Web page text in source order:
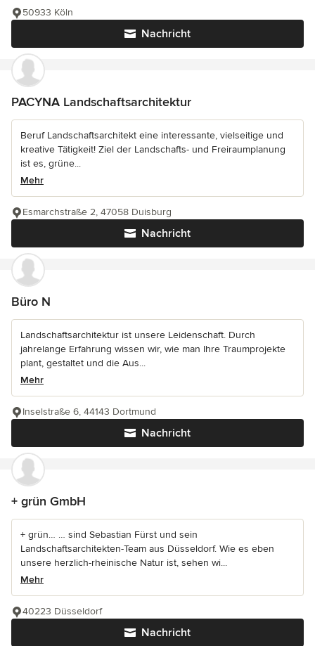
Nachricht
50933 Köln
PACYNA Landschaftsarchitektur
Beruf Landschaftsarchitekt eine interessante, vielseitige und
kreative Tätigkeit! Ziel der Landschafts- und Freiraumplanung
ist es, grüne...
Mehr
Nachricht
Esmarchstraße 2, 47058 Duisburg
Büro N
Landschaftsarchitektur ist unsere Leidenschaft. Durch
jahrelange Erfahrung wissen wir, wie man Ihre Traumprojekte
plant, gestaltet und die Aus...
Mehr
Nachricht
Inselstraße 6, 44143 Dortmund
+ grün GmbH
+ grün… … sind Sebastian Fürst und sein
Landschaftsarchitekten-Team aus Düsseldorf. Wie es eben
unsere herzlich-rheinische Natur ist, sehen wi...
Mehr
Nachricht
40223 Düsseldorf